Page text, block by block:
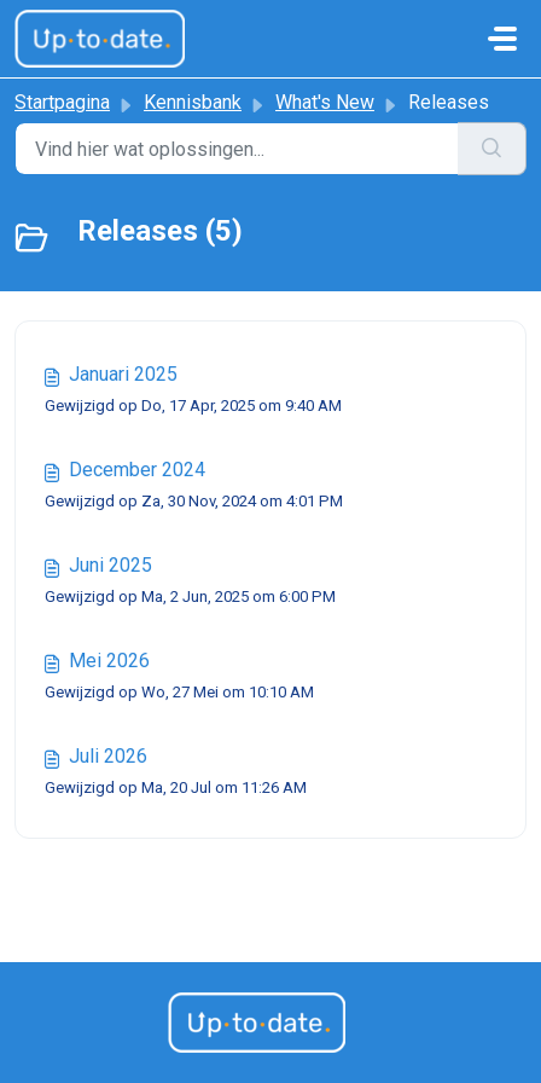
Doorgaan naar hoofdinhoud
Startpagina Kennisbank What's New Releases
Releases (5)
Januari 2025
Gewijzigd op Do, 17 Apr, 2025 om 9:40 AM
December 2024
Gewijzigd op Za, 30 Nov, 2024 om 4:01 PM
Juni 2025
Gewijzigd op Ma, 2 Jun, 2025 om 6:00 PM
Mei 2026
Gewijzigd op Wo, 27 Mei om 10:10 AM
Juli 2026
Gewijzigd op Ma, 20 Jul om 11:26 AM